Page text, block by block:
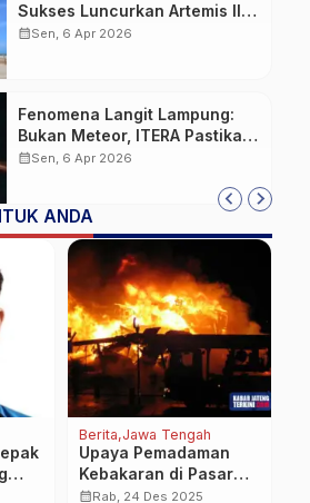
Sukses Luncurkan Artemis II,
Misi Berawak Pertama ke
calendar_monthSen, 6 Apr 2026
Fenomena Langit Lampung:
Bukan Meteor, ITERA Pastikan
Cahaya Misterius Adalah
calendar_monthSen, 6 Apr 2026
ANDA
Berita Jawa Tengah
Upaya Pemadaman
Kebakaran di Pasar
Pagi Pemalang Cukup
calendar_monthRab, 24 Des 2025